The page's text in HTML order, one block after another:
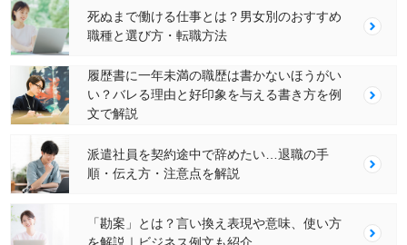
死ぬまで働ける仕事とは？男女別のおすすめ
職種と選び方・転職方法
履歴書に一年未満の職歴は書かないほうがい
い？バレる理由と好印象を与える書き方を例
文で解説
派遣社員を契約途中で辞めたい…退職の手
順・伝え方・注意点を解説
「勘案」とは？言い換え表現や意味、使い方